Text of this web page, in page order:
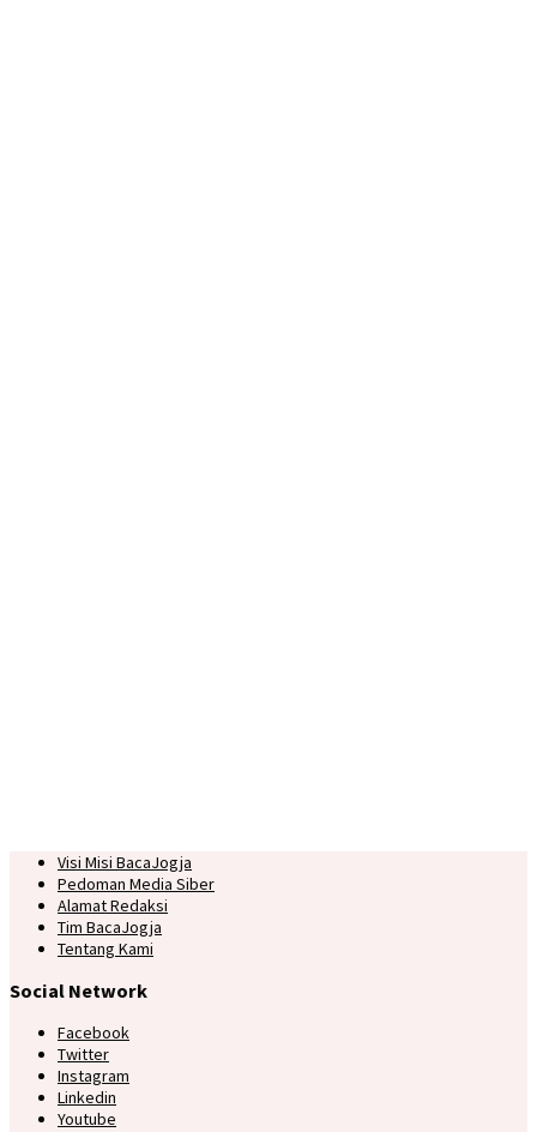
Visi Misi BacaJogja
Pedoman Media Siber
Alamat Redaksi
Tim BacaJogja
Tentang Kami
Social Network
Facebook
Twitter
Instagram
Linkedin
Youtube